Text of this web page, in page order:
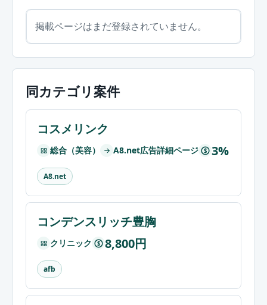
掲載ページはまだ登録されていません。
同カテゴリ案件
コスメリンク
総合（美容） A8.net広告詳細ページ $ 3%
A8.net
コンデンスリッチ豊胸
クリニック $ 8,800円
afb